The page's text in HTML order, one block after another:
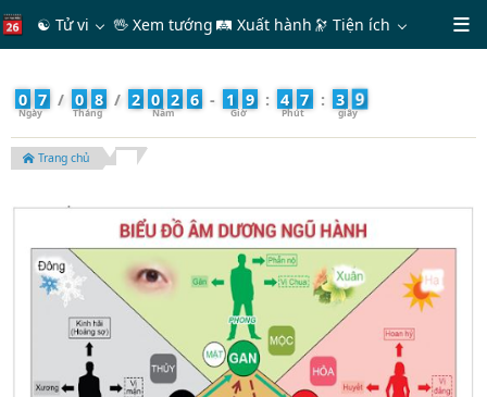
☯ Tử vi 🖖 Xem tướng 🛤 Xuất hành 🔭Tiện ích
0 7 / 0 8 / 2 0 2 6 - 1 9 : 4 7 : 4 0
Trang chủ